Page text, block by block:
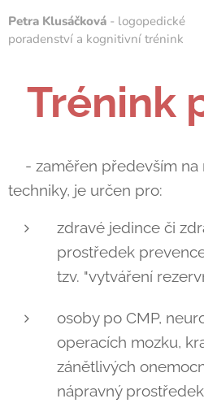
Petra Klusáčková - logopedické
poradenství a kognitivní trénink
Trénink
- zaměřen především
techniky, je určen pro:
zdravé jedince či
prostředek
tzv. "vytváření
osoby po CMP,
operacích mozku,
zánětlivých
nápravný prostředek